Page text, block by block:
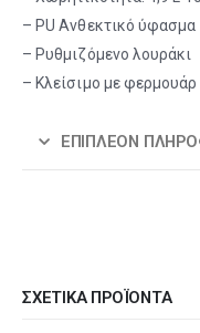
– PU Ανθεκτικό ύφασμα
– Ρυθμιζόμενο λουράκι
– Κλείσιμο με
ΕΠΙΠΛΈΟΝ
ΣΧΕΤΙΚΆ ΠΡΟΪΌΝΤΑ